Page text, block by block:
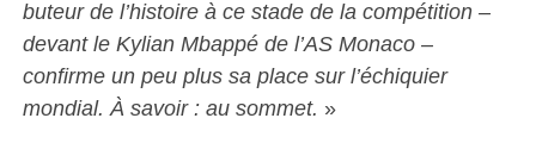
buteur de l’histoire à ce stade de la compétition –
devant le Kylian Mbappé de l’AS Monaco –
confirme un peu plus sa place sur l’échiquier
mondial. À savoir : au sommet. »